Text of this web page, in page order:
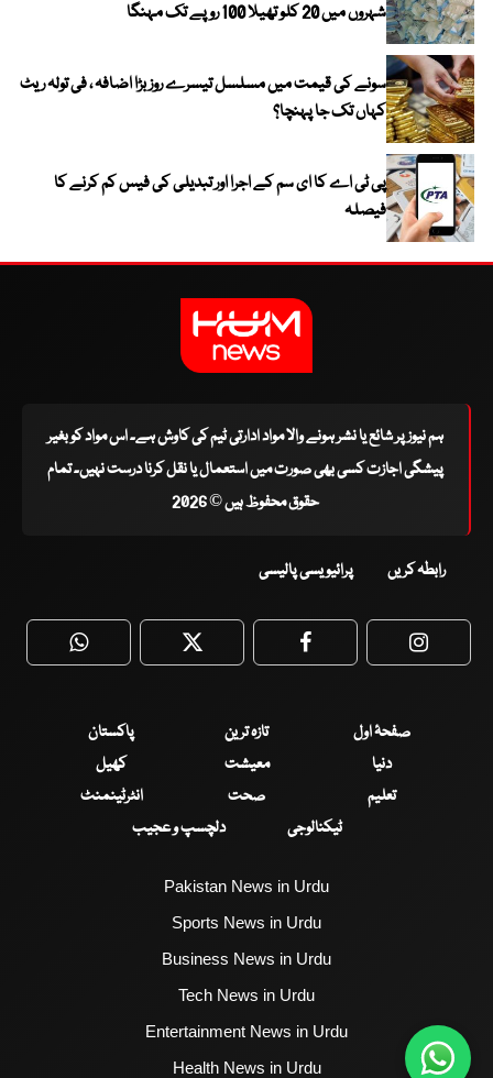
شہروں میں 20 کلو تھیلا 100 روپے تک مہنگا
سونے کی قیمت میں مسلسل تیسرے روز بڑا اضافہ ، فی تولہ ریٹ
کہاں تک جا پہنچا؟
پی ٹی اے کا ای سم کے اجرا اور تبدیلی کی فیس کم کرنے کا
فیصلہ
ہم نیوز پر شائع یا نشر ہونے والا مواد ادارتی ٹیم کی کاوش ہے۔ اس مواد کو بغیر
پیشگی اجازت کسی بھی صورت میں استعمال یا نقل کرنا درست نہیں۔ تمام
حقوق محفوظ ہیں © 2026
رابطہ کریں پرائیویسی پالیسی
WhatsApp Twitter Facebook
صفحۂ اول تازہ ترین
پاکستان
دنیا
معیشت
کھیل
تعلیم
صحت
انٹرٹینمنٹ
ٹیکنالوجی
دلچسپ و عجیب
Pakistan News in Urdu
Sports News in Urdu
Business News in Urdu
Tech News in Urdu
Entertainment News in Urdu
Health News in Urdu